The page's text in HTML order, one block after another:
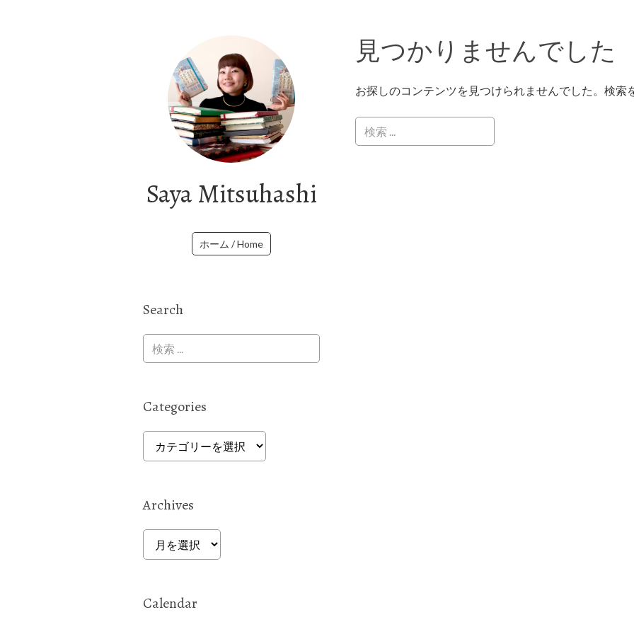
Saya Mitsuhashi
ホーム / Home
見つかりませんでした
お探しのコンテンツを見つけられませんでした。検索
Search
Categories
Categories
Archives
Archives
Calendar